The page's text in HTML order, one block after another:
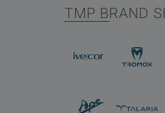
TMP BRAND